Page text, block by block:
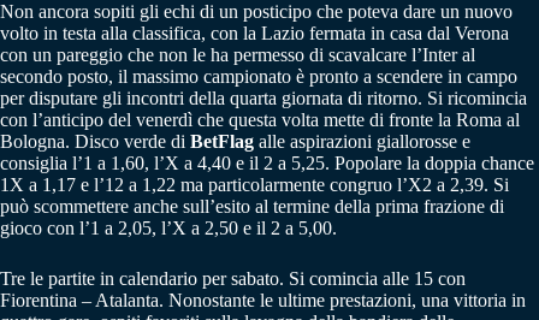
Non ancora sopiti gli echi di un posticipo che poteva dare un nuovo
volto in testa alla classifica, con la Lazio fermata in casa dal Verona
con un pareggio che non le ha permesso di scavalcare l’Inter al
secondo posto, il massimo campionato è pronto a scendere in campo
per disputare gli incontri della quarta giornata di ritorno. Si ricomincia
con l’anticipo del venerdì che questa volta mette di fronte la Roma al
Bologna. Disco verde di BetFlag alle aspirazioni giallorosse e
consiglia l’1 a 1,60, l’X a 4,40 e il 2 a 5,25. Popolare la doppia chance
1X a 1,17 e l’12 a 1,22 ma particolarmente congruo l’X2 a 2,39. Si
può scommettere anche sull’esito al termine della prima frazione di
gioco con l’1 a 2,05, l’X a 2,50 e il 2 a 5,00.
Tre le partite in calendario per sabato. Si comincia alle 15 con
Fiorentina – Atalanta. Nonostante le ultime prestazioni, una vittoria in